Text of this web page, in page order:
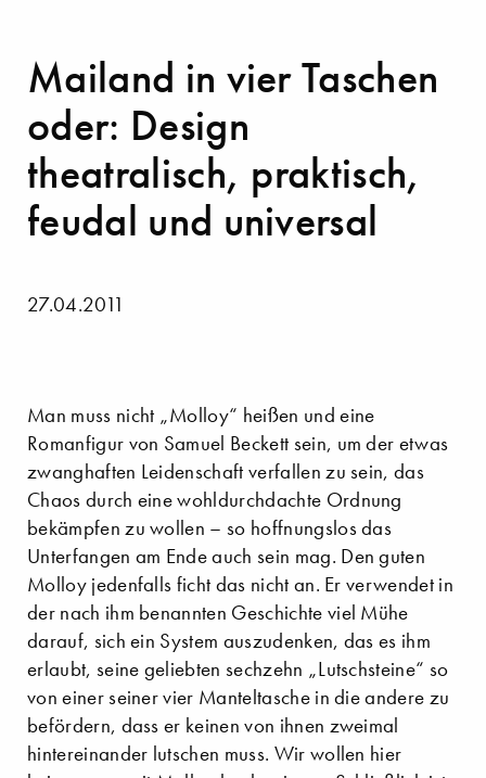
Mailand in vier Taschen
oder: Design
theatralisch, praktisch,
feudal und universal
27.04.2011
Man muss nicht „Molloy“ heißen und eine
Romanfigur von Samuel Beckett sein, um der etwas
zwanghaften Leidenschaft verfallen zu sein, das
Chaos durch eine wohldurchdachte Ordnung
bekämpfen zu wollen – so hoffnungslos das
Unterfangen am Ende auch sein mag. Den guten
Molloy jedenfalls ficht das nicht an. Er verwendet in
der nach ihm benannten Geschichte viel Mühe
darauf, sich ein System auszudenken, das es ihm
erlaubt, seine geliebten sechzehn „Lutschsteine“ so
von einer seiner vier Manteltasche in die andere zu
befördern, dass er keinen von ihnen zweimal
hintereinander lutschen muss. Wir wollen hier